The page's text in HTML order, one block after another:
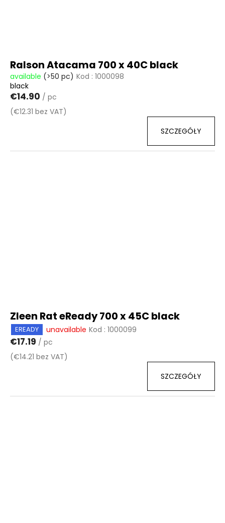
Ralson Atacama 700 x 40C black
available (>50 pc) Kod : 1000098
black
€14.90 / pc
(€12.31 bez VAT)
SZCZEGÓŁY
Zleen Rat eReady 700 x 45C black
EREADY unavailable Kod : 1000099
€17.19 / pc
(€14.21 bez VAT)
SZCZEGÓŁY